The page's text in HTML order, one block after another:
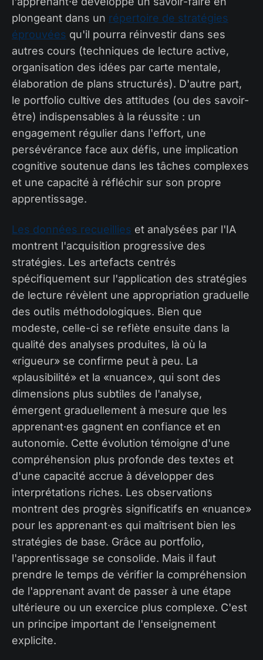
plongeant dans un répertoire de stratégies
éprouvées qu'il pourra réinvestir dans ses
autres cours (techniques de lecture active,
organisation des idées par carte mentale,
élaboration de plans structurés). D'autre part,
le portfolio cultive des attitudes (ou des savoir-
être) indispensables à la réussite : un
engagement régulier dans l'effort, une
persévérance face aux défis, une implication
cognitive soutenue dans les tâches complexes
et une capacité à réfléchir sur son propre
apprentissage.
Les données recueillies et analysées par l'IA
montrent l'acquisition progressive des
stratégies. Les artefacts centrés
spécifiquement sur l'application des stratégies
de lecture révèlent une appropriation graduelle
des outils méthodologiques. Bien que
modeste, celle-ci se reflète ensuite dans la
qualité des analyses produites, là où la
«rigueur» se confirme peut à peu. La
«plausibilité» et la «nuance», qui sont des
dimensions plus subtiles de l'analyse,
émergent graduellement à mesure que les
apprenant·es gagnent en confiance et en
autonomie. Cette évolution témoigne d'une
compréhension plus profonde des textes et
d'une capacité accrue à développer des
interprétations riches. Les observations
montrent des progrès significatifs en «nuance»
pour les apprenant·es qui maîtrisent bien les
stratégies de base. Grâce au portfolio,
l'apprentissage se consolide. Mais il faut
prendre le temps de vérifier la compréhension
de l'apprenant avant de passer à une étape
ultérieure ou un exercice plus complexe. C'est
un principe important de l'enseignement
explicite.